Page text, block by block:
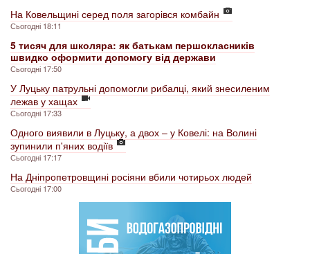
На Ковельщині серед поля загорівся комбайн
Сьогодні 18:11
5 тисяч для школяра: як батькам першокласників
швидко оформити допомогу від держави
Сьогодні 17:50
У Луцьку патрульні допомогли рибалці, який знесиленим
лежав у хащах
Сьогодні 17:33
Одного виявили в Луцьку, а двох – у Ковелі: на Волині
зупинили п'яних водіїв
Сьогодні 17:17
На Дніпропетровщині росіяни вбили чотирьох людей
Сьогодні 17:00